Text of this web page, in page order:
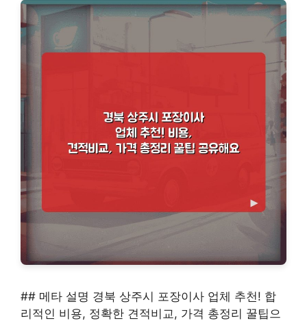
## 메타 설명 경북 상주시 포장이사 업체 추천! 합
리적인 비용, 정확한 견적비교, 가격 총정리 꿀팁으